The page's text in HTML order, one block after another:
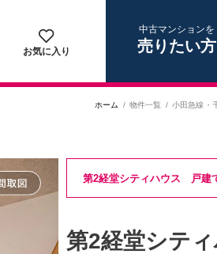
お気に入り
中古マンションを
売りたい方
ホーム 物件一覧 小田急線・
第2経堂シティハウス 戸建
第2経堂シテ